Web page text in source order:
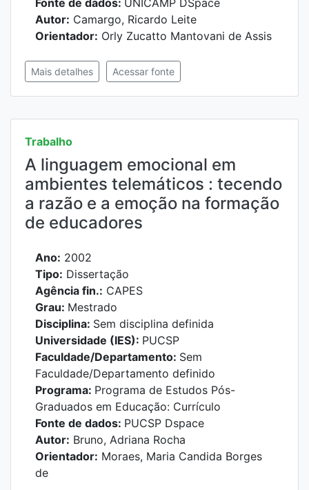
Fonte de dados: UNICAMP DSpace
Autor: Camargo, Ricardo Leite
Orientador: Orly Zucatto Mantovani de Assis
Mais detalhes Acessar fonte
Trabalho
A linguagem emocional em
ambientes telemáticos : tecendo
a razão e a emoção na formação
de educadores
Ano: 2002
Tipo: Dissertação
Agência fin.: CAPES
Grau: Mestrado
Disciplina: Sem disciplina definida
Universidade (IES): PUCSP
Faculdade/Departamento: Sem
Faculdade/Departamento definido
Programa: Programa de Estudos Pós-
Graduados em Educação: Currículo
Fonte de dados: PUCSP Dspace
Autor: Bruno, Adriana Rocha
Orientador: Moraes, Maria Candida Borges
de